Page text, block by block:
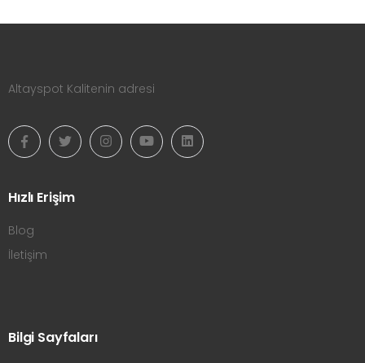
Altayspot Kalitenin adresi
Hızlı Erişim
Blog
İletişim
Bilgi Sayfaları